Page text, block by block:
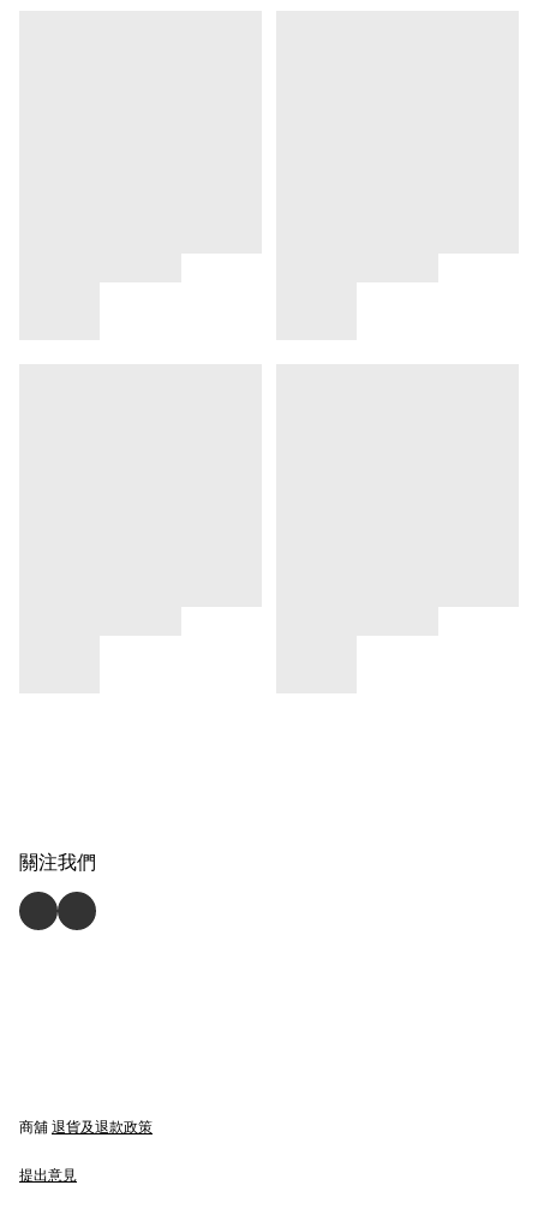
關注我們
商舖 退貨及退款政策
提出意見